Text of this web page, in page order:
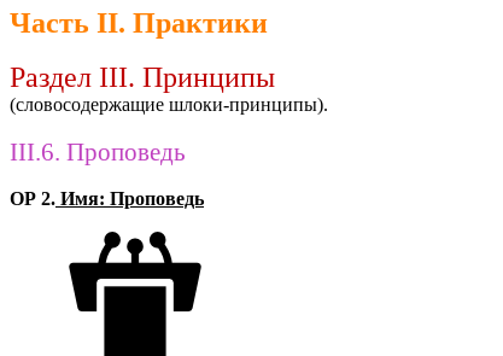
Часть II. Практики
Раздел III. Принципы
(словосодержащие шлоки-принципы).
III.6. Проповедь
ОР 2. Имя: Проповедь